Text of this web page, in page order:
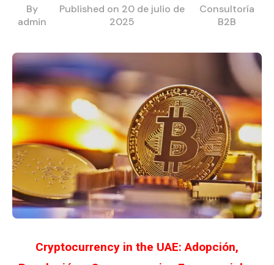
By
admin
Published on 20 de julio de
2025
Consultoría
B2B
Cryptocurrency in the UAE: Adopción,